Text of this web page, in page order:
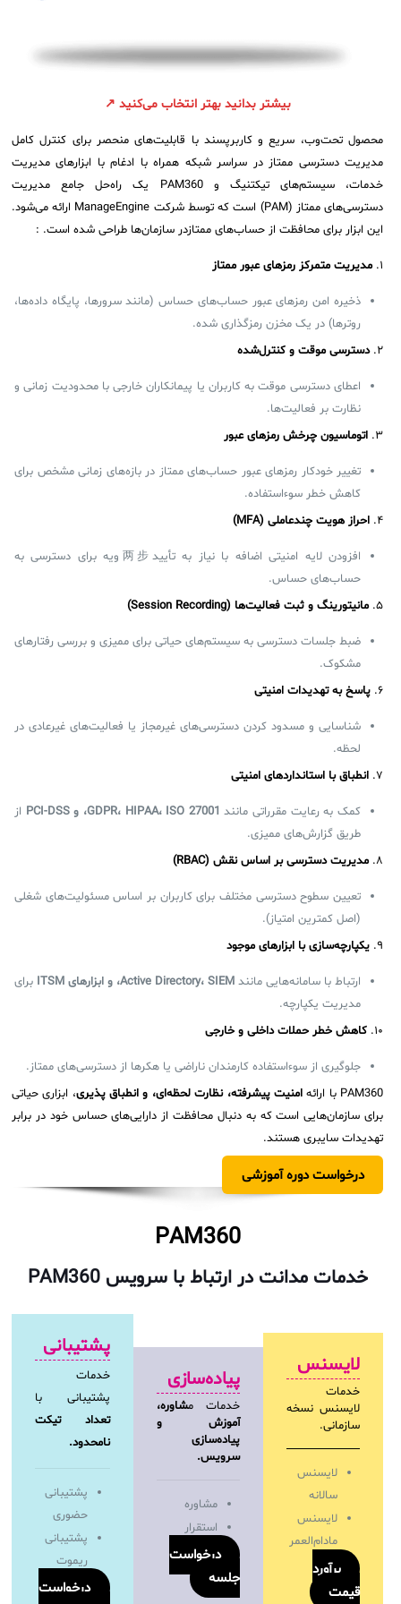
بیشتر بدانید بهتر انتخاب می‌کنید ↗
محصول تحت‌وب، سریع و کاربرپسند با قابلیت‌های منحصر برای کنترل کامل
مدیریت دسترسی ممتاز در سراسر شبکه همراه با ادغام با ابزارهای مدیریت
خدمات، سیستم‌های تیکتنیگ و PAM360 یک راه‌حل جامع مدیریت
دسترسی‌های ممتاز (PAM) است که توسط شرکت ManageEngine ارائه می‌شود.
این ابزار برای محافظت از حساب‌های ممتازدر سازمان‌ها طراحی شده است. :
۱. مدیریت متمرکز رمزهای عبور ممتاز
ذخیره امن رمزهای عبور حساب‌های حساس (مانند سرورها، پایگاه داده‌ها،
روترها) در یک مخزن رمزگذاری شده.
۲. دسترسی موقت و کنترل‌شده
اعطای دسترسی موقت به کاربران یا پیمانکاران خارجی با محدودیت زمانی و
نظارت بر فعالیت‌ها.
۳. اتوماسیون چرخش رمزهای عبور
تغییر خودکار رمزهای عبور حساب‌های ممتاز در بازه‌های زمانی مشخص برای
کاهش خطر سوءاستفاده.
۴. احراز هویت چندعاملی (MFA)
افزودن لایه امنیتی اضافه با نیاز به تأیید两步ویه برای دسترسی به
حساب‌های حساس.
۵. مانیتورینگ و ثبت فعالیت‌ها (Session Recording)
ضبط جلسات دسترسی به سیستم‌های حیاتی برای ممیزی و بررسی رفتارهای
مشکوک.
۶. پاسخ به تهدیدات امنیتی
شناسایی و مسدود کردن دسترسی‌های غیرمجاز یا فعالیت‌های غیرعادی در
لحظه.
۷. انطباق با استانداردهای امنیتی
کمک به رعایت مقرراتی مانند GDPR، HIPAA، ISO 27001، و PCI-DSS
از
طریق گزارش‌های ممیزی.
۸. مدیریت دسترسی بر اساس نقش (RBAC)
تعیین سطوح دسترسی مختلف برای کاربران بر اساس مسئولیت‌های شغلی
(اصل کمترین امتیاز).
۹. یکپارچه‌سازی با ابزارهای موجود
ارتباط با سامانه‌هایی مانند Active Directory، SIEM، و ابزارهای ITSM
برای
مدیریت یکپارچه.
۱۰. کاهش خطر حملات داخلی و خارجی
جلوگیری از سوءاستفاده کارمندان ناراضی یا هکرها از دسترسی‌های ممتاز.
PAM360 با ارائه
امنیت پیشرفته، نظارت لحظه‌ای، و انطباق پذیری، ابزاری حیاتی
برای سازمان‌هایی است که به دنبال محافظت از دارایی‌های حساس خود در برابر
تهدیدات سایبری هستند.
درخواست دوره آموزشی
PAM360
خدمات مدانت در ارتباط با سرویس PAM360
لایسنس
خدمات
لایسنس نسخه
سازمانی.
لایسنس
سالانه
لایسنس
مادام‌العمر
برآورد
قیمت
پیاده‌سازی
خدمات مشاوره،
آموزش و
پیاده‌سازی
سرویس.
مشاوره
استقرار
درخواست
جلسه
پشتیبانی
خدمات
پشتیبانی با
تعداد تیکت
نامحدود.
پشتیبانی
حضوری
پشتیبانی
ریموت
درخواست